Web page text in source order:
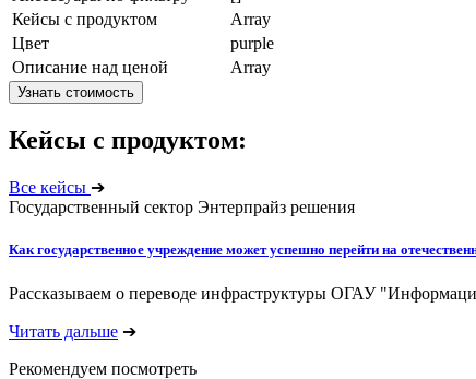
Кейсы с продуктом
Array
Цвет
purple
Описание над ценой
Array
Узнать стоимость
Кейсы с продуктом:
Все кейсы ➔
Государственный сектор Энтерпрайз решения
Как государственное учреждение может успешно перейти на
Рассказываем о переводе инфраструктуры ОГАУ
Читать дальше ➔
Рекомендуем посмотреть